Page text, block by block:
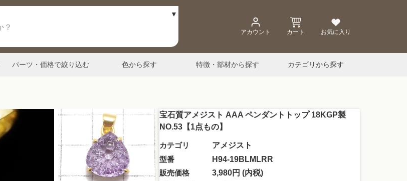
アカウント カート お気に入り
パーツ・価格で絞り込む 色から探す 特徴・部材から探す カテゴリから探す
宝石質アメジスト AAA ペンダントトップ 18KGP製
NO.53【1点もの】
カテゴリ
アメジスト
型番
H94-19BLMLRR
販売価格
3,980円 (内税)